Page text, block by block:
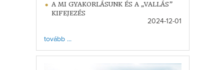
A MI GYAKORLÁSUNK ÉS A „VALLÁS”
KIFEJEZÉS
2024-12-01
tovább ...